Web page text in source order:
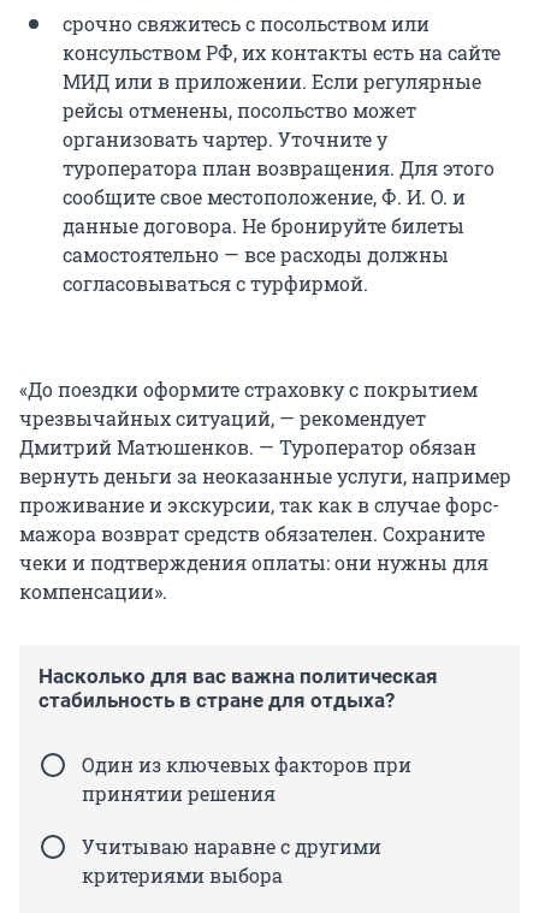
срочно свяжитесь с посольством или
консульством РФ, их контакты есть на сайте
МИД или в приложении. Если регулярные
рейсы отменены, посольство может
организовать чартер. Уточните у
туроператора план возвращения. Для этого
сообщите свое местоположение,Ф. И. О. и
данные договора. Не бронируйте билеты
самостоятельно — все расходы должны
согласовываться с турфирмой.
«До поездки оформите страховку с покрытием
чрезвычайных ситуаций, — рекомендует
Дмитрий Матюшенков. — Туроператор обязан
вернуть деньги за неоказанные услуги, например
проживание и экскурсии, так как в случае форс-
мажора возврат средств обязателен. Сохраните
чеки и подтверждения оплаты: они нужны для
компенсации».
Насколько для вас важна политическая
стабильность в стране для отдыха?
Один из ключевых факторов при
принятии решения
Учитываю наравне с другими
критериями выбора